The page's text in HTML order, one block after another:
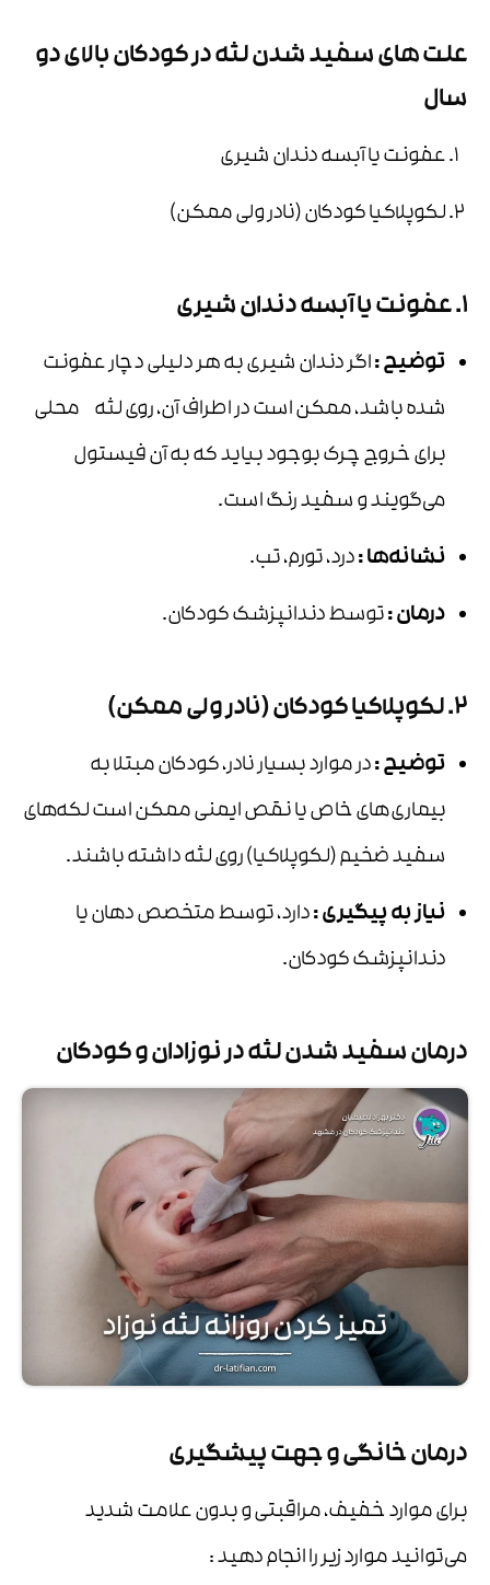
علت های سفید شدن لثه در کودکان بالای دو
سال
عفونت یا آبسه دندان شیری
لکوپلاکیا کودکان (نادر ولی ممکن)
1. عفونت یا آبسه دندان شیری
توضیح:اگر دندان شیری به هر دلیلی دچار عفونت
شده باشد، ممکن است در اطراف آن، روی لثه محلی
برای خروج چرک بوجود بیاید که به آن فیستول
می‌گویند و سفید رنگ است.
نشانه‌ها:درد، تورم، تب.
درمان:توسط دندانپزشک کودکان.
2. لکوپلاکیا کودکان (نادر ولی ممکن)
توضیح:در موارد بسیار نادر، کودکان مبتلا به
بیماری‌های خاص یا نقص ایمنی ممکن است لکه‌های
سفید ضخیم (لکوپلاکیا) روی لثه داشته باشند.
نیاز به پیگیری:دارد، توسط متخصص دهان یا
دندانپزشک کودکان.
درمان سفید شدن لثه در نوزادان و کودکان
درمان خانگی و جهت پیشگیری
برای موارد خفیف، مراقبتی و بدون علامت شدید
می‌توانید موارد زیر را انجام دهید :